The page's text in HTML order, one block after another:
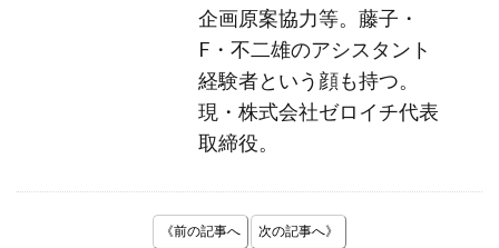
企画原案協力等。藤子・
F・不二雄のアシスタント
経験者という顔も持つ。
現・株式会社ゼロイチ代表
取締役。
《前の記事へ 次の記事へ》